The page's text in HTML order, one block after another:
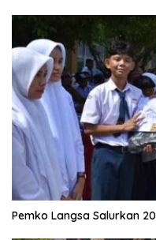
Pemko Langsa Salurkan